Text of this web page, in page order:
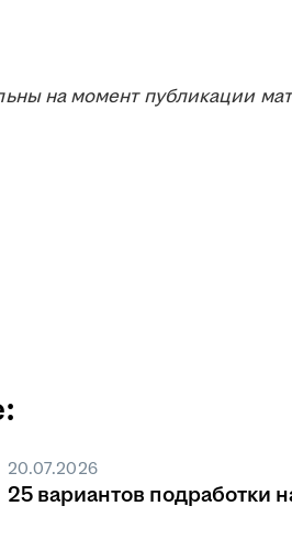
на момент публикации
20.07.2026
25 вариантов подработки